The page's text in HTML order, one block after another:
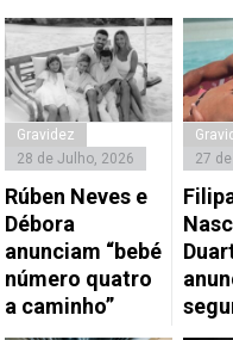
Gravidez
28 de Julho, 2026
Rúben Neves e
Débora
anunciam “bebé
número quatro
a caminho”
27